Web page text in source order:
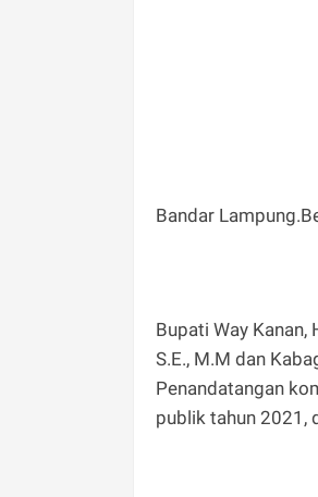
Bandar
Bupati Way Kanan,
S.E., M.M dan
Penandatangan
publik tahun 2021,